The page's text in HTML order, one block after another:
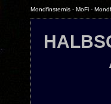
Mondfinsternis - MoFi -